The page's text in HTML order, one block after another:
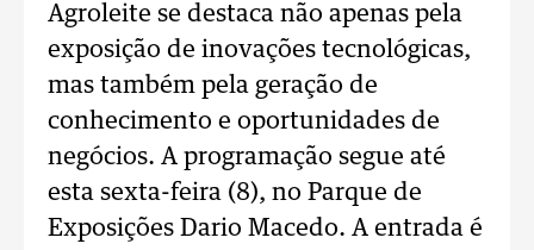
Agroleite se destaca não apenas pela
exposição de inovações tecnológicas,
mas também pela geração de
conhecimento e oportunidades de
negócios. A programação segue até
esta sexta-feira (8), no Parque de
Exposições Dario Macedo. A entrada é